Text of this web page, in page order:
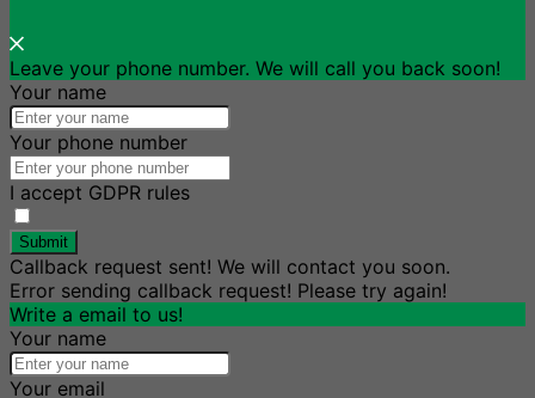
Leave your phone number. We will call you back soon!
Your name
Your phone number
I accept GDPR rules
Submit
Callback request sent! We will contact you soon.
Error sending callback request! Please try again!
Write a email to us!
Your name
Your email